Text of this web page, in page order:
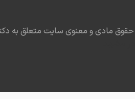
مادی و معنوی سایت متعلق به